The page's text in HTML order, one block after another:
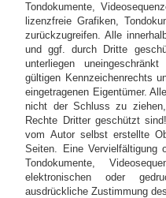
Tondokumente,
lizenzfreie Grafiken,
zurückzugreifen. Alle
und ggf. durch Dritte
unterliegen
gültigen Kennzeichenrechts
eingetragenen Eigentümer.
nicht der Schluss zu
Rechte Dritter geschützt
vom Autor selbst erstellte
Seiten. Eine Vervielfältigung
Tondokumente,
elektronischen oder
ausdrückliche Zustimmung